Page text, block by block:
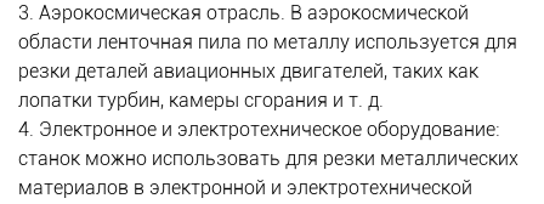
3. Аэрокосмическая отрасль. В аэрокосмической
области ленточная пила по металлу используется для
резки деталей авиационных двигателей, таких как
лопатки турбин, камеры сгорания и т. д.
4. Электронное и электротехническое оборудование:
станок можно использовать для резки металлических
материалов в электронной и электротехнической